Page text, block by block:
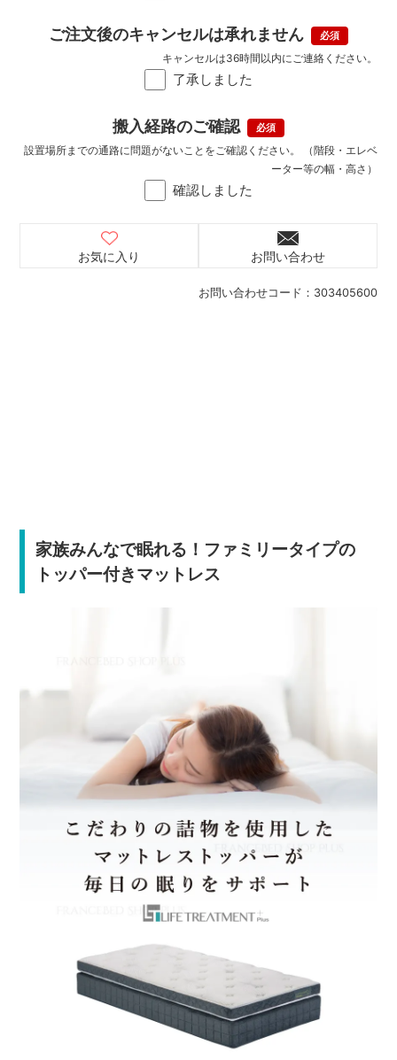
お問い合わせコード： 303405600
ご注文後のキャンセルは承れません
了承しました
キャンセルは36時間以内にご連絡ください。
搬入経路のご確認
確認しました
設置場所までの通路に問題がないことをご確認ください。 （階段・エレベ
ーター等の幅・高さ）
お気に入り お問い合わせ
家族みんなで眠れる！ファミリータイプの
トッパー付きマットレス